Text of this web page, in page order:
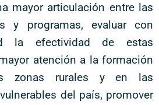
mayor articulación entre las
y programas, evaluar con
la efectividad de estas
atención a la formación
zonas rurales y en las
del país, promover